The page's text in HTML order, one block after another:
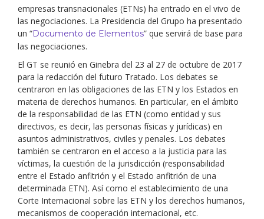
empresas transnacionales (ETNs) ha entrado en el vivo de
las negociaciones. La Presidencia del Grupo ha presentado
un “Documento de Elementos” que servirá de base para
las negociaciones.
El GT se reunió en Ginebra del 23 al 27 de octubre de 2017
para la redacción del futuro Tratado. Los debates se
centraron en las obligaciones de las ETN y los Estados en
materia de derechos humanos. En particular, en el ámbito
de la responsabilidad de las ETN (como entidad y sus
directivos, es decir, las personas físicas y jurídicas) en
asuntos administrativos, civiles y penales. Los debates
también se centraron en el acceso a la justicia para las
víctimas, la cuestión de la jurisdicción (responsabilidad
entre el Estado anfitrión y el Estado anfitrión de una
determinada ETN). Así como el establecimiento de una
Corte Internacional sobre las ETN y los derechos humanos,
mecanismos de cooperación internacional, etc.